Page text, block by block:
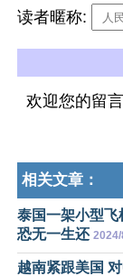
读者暱称:
欢迎您的留言
相关文章：
泰国一架小型飞
恐无一生还
越南紧跟美国